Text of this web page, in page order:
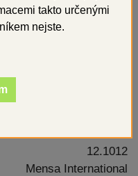
12.1012
Mensa International
takto určenými
nejste.